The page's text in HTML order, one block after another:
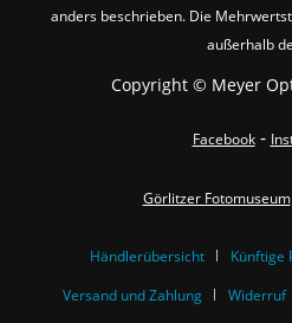
anders beschrieben. Die
außerhalb
Copyright © Meyer
Facebook-
Görlitzer Fotomuseum
Händlerübersicht Künftige
Versand und Zahlung
Widerruf